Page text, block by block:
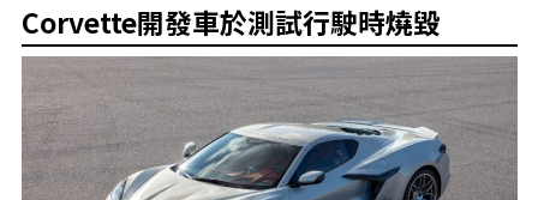
Corvette開發車於測試行駛時燒毀